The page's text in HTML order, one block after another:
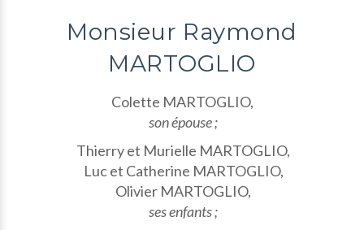
Monsieur Raymond
MARTOGLIO
Colette MARTOGLIO,
son épouse ;
Thierry et Murielle MARTOGLIO,
Luc et Catherine MARTOGLIO,
Olivier MARTOGLIO,
ses enfants ;